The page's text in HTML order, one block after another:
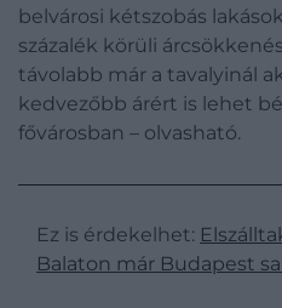
belvárosi kétszobás
százalék körüli
távolabb már a tavalyinál
kedvezőbb árért is lehet
fővárosban – olvasható.
Ez is érdekelhet:
Balaton már Budapest